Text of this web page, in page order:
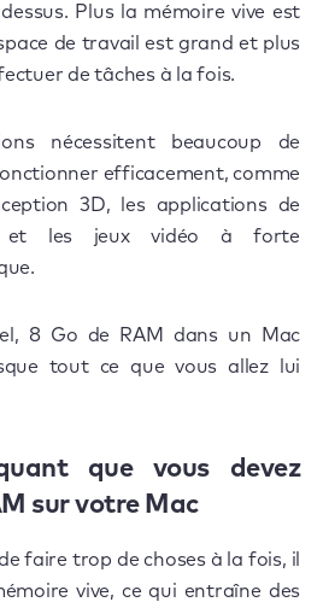
Plus la mémoire vive est
de travail est grand et plus
de tâches à la fois.
nécessitent beaucoup de
efficacement, comme
3D, les applications de
et les jeux vidéo à forte
8 Go de RAM dans un Mac
tout ce que vous allez lui
que vous devez
sur votre Mac
faire trop de choses à la fois, il
vive, ce qui entraîne des